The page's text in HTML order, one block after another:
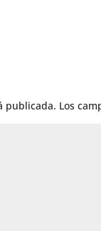
publicada. Los